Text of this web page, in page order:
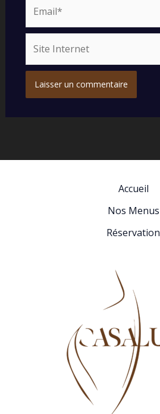
Internet
Accueil
Nos Menus
Réservation